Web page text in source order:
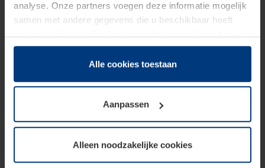
analyse. Onze partners voegen deze informatie mogelijk
samen met andere gegevens die u beschikbaar heeft
dienstverlening hebben verzameld.
Juridisch zijn wij gerechtigd om cookies op uw computer
onze pagina's absoluut noodzakelijk is. Voor alle andere
soorten cookies is uw toestemming vereist. Uw
toestemming kunt u op elk moment bij de uitleg van de
wijzigen of herroepen.
Alle cookies toestaan
Aanpassen
Alleen noodzakelijke cookies